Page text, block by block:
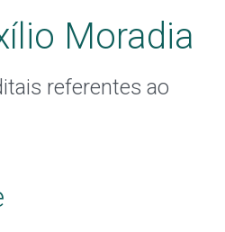
Moradia
referentes ao